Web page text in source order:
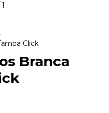
1
Click
Branca